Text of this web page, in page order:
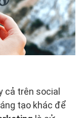
cả trên social
tạo khác để